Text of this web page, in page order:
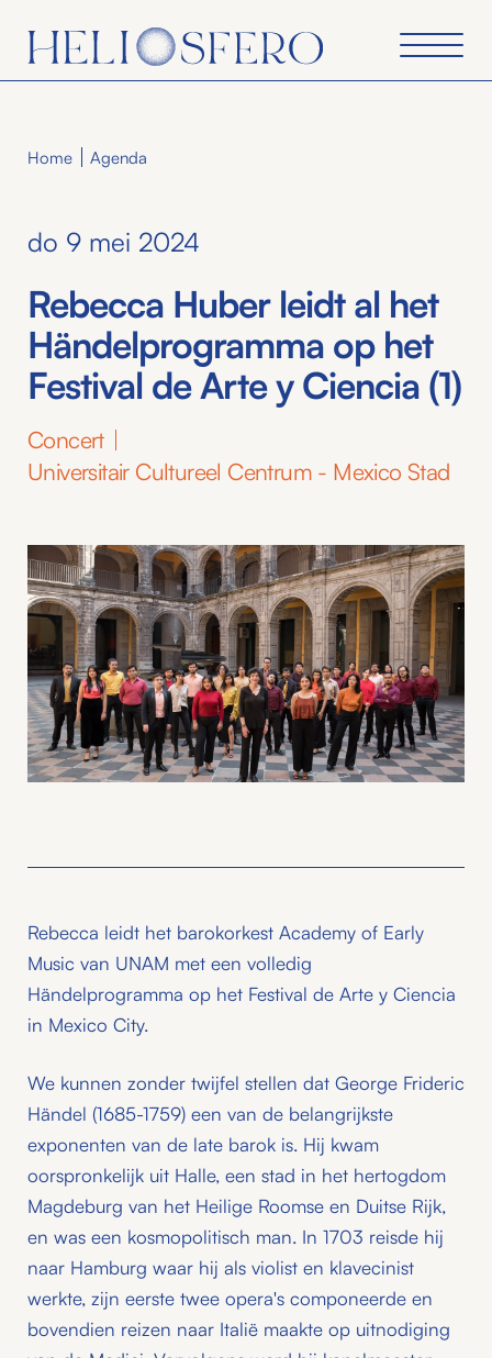
Home Agenda
do 9 mei 2024
Rebecca Huber leidt al het
Händelprogramma op het
Festival de Arte y Ciencia (1)
Concert
Universitair Cultureel Centrum - Mexico Stad
Rebecca leidt het barokorkest Academy of Early
Music van UNAM met een volledig
Händelprogramma op het Festival de Arte y Ciencia
in Mexico City.
We kunnen zonder twijfel stellen dat George Frideric
Händel (1685-1759) een van de belangrijkste
exponenten van de late barok is. Hij kwam
oorspronkelijk uit Halle, een stad in het hertogdom
Magdeburg van het Heilige Roomse en Duitse Rijk,
en was een kosmopolitisch man. In 1703 reisde hij
naar Hamburg waar hij als violist en klavecinist
werkte, zijn eerste twee opera's componeerde en
bovendien reizen naar Italië maakte op uitnodiging